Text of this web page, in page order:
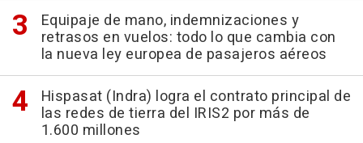
Equipaje de mano, indemnizaciones y
retrasos en vuelos: todo lo que cambia con
la nueva ley europea de pasajeros aéreos
Hispasat (Indra) logra el contrato principal de
las redes de tierra del IRIS2 por más de
1.600 millones